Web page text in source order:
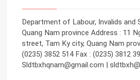
Department of Labour, Invalids and
Quang Nam province Address : 11
street, Tam Ky city, Quang Nam
(0235) 3852 514 Fax : (0235) 3812
Sldtbxhqnam@gmail.com |